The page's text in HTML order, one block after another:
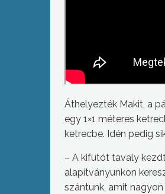
Áthelyezték Makit, a
egy 1×1 méteres
ketrecbe. Idén pedig
– A kifutót tavaly
alapítványunkon
szántunk, amit